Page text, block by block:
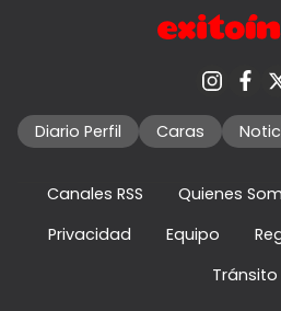
Diario Perfil Caras
Canales RSS Quienes
Privacidad
Equipo
Tránsito